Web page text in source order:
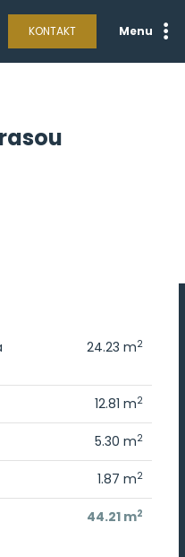
KONTAKT Menu
24.23 m2
12.81 m2
5.30 m2
1.87 m2
44.21 m2